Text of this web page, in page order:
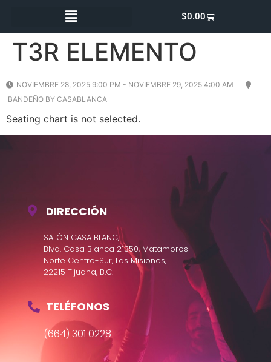
$0.00
T3R ELEMENTO
NOVIEMBRE 28, 2025 9:00 PM - NOVIEMBRE 29, 2025 4:00 AM
BANDEÑO BY CASABLANCA
Seating chart is not selected.
DIRECCIÓN
SALÓN CASA BLANC,
Blvd. Casa Blanca 21350, Matamoros
Norte Centro-Sur, Las Misiones,
22215 Tijuana, B.C.
TELÉFONOS
(664) 301 0228